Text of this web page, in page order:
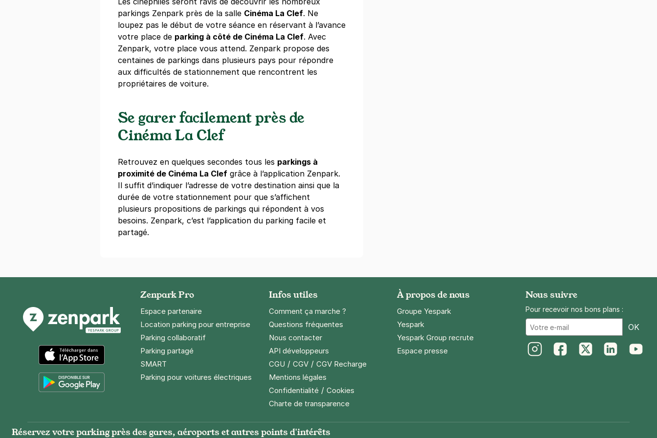
parkings Zenpark près de la salle Cinéma La Clef. Ne
loupez pas le début de votre séance en réservant à l’avance
votre place de parking à côté de Cinéma La Clef. Avec
Zenpark, votre place vous attend. Zenpark propose des
centaines de parkings dans plusieurs pays pour répondre
aux difficultés de stationnement que rencontrent les
propriétaires de voiture.
Se garer facilement près de
Cinéma La Clef
Retrouvez en quelques secondes tous les parkings à
proximité de Cinéma La Clef grâce à l’application Zenpark.
Il suffit d’indiquer l’adresse de votre destination ainsi que la
durée de votre stationnement pour que s’affichent
plusieurs propositions de parkings qui répondent à vos
besoins. Zenpark, c’est l’application du parking facile et
partagé.
App Store
Zenpark Pro
Espace partenaire
Location parking pour entreprise
Parking collaboratif
Parking partagé
SMART
Parking pour voitures électriques
Infos utiles
Comment ça marche ?
Questions fréquentes
Nous contacter
API développeurs
CGU / CGV/ CGV Recharge
Mentions légales
Confidentialité/ Cookies
Charte de transparence
À propos de nous
Groupe Yespark
Yespark
Yespark Group recrute
Espace presse
Nous suivre
Pour recevoir nos bons plans :
OK
Réservez votre parking près des gares, aéroports et autres points d'intérêts